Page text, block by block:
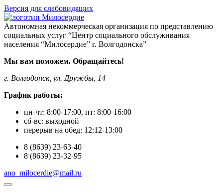
Версия для слабовидящих
Автономная некоммерческая организация по представлению
социальных услуг “Центр социального обслуживания
населения “Милосердие” г. Волгодонска”
Мы вам поможем. Обращайтесь!
г. Волгодонск, ул. Дружбы, 14
График работы:
пн-чт: 8:00-17:00, пт: 8:00-16:00
сб-вс: выходной
перерыв на обед: 12:12-13:00
8 (8639) 23-63-40
8 (8639) 23-32-95
ano_milocerdie@mail.ru